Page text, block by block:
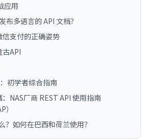
应用
布多语言的 API 文档？
支付的正确姿势
古API
初学者综合指南
NAS厂商 REST API 使用指南
）
？如何在巴西和荷兰使用？